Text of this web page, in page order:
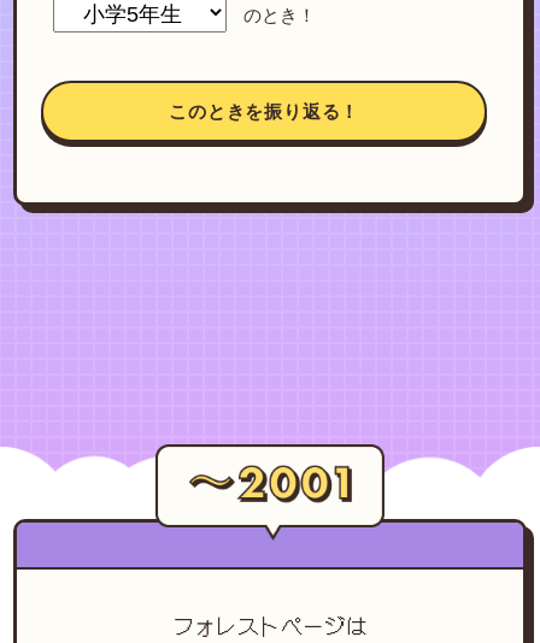
のとき！
このときを振り返る！
フォレストページは